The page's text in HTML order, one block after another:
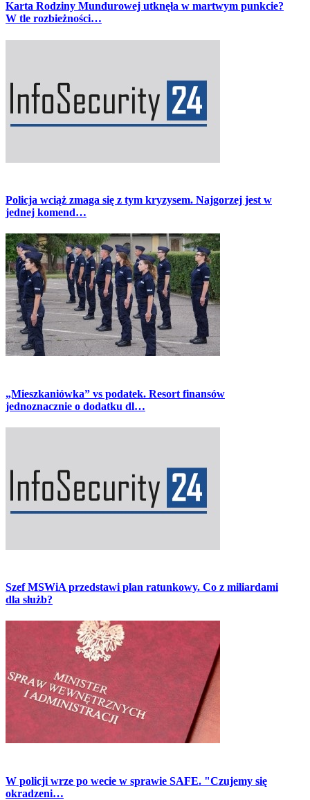
Karta Rodziny Mundurowej utknęła w martwym punkcie?
W tle rozbieżności…
Policja wciąż zmaga się z tym kryzysem. Najgorzej jest w
jednej komend…
„Mieszkaniówka” vs podatek. Resort finansów
jednoznacznie o dodatku dl…
Szef MSWiA przedstawi plan ratunkowy. Co z miliardami
dla służb?
W policji wrze po wecie w sprawie SAFE. "Czujemy się
okradzeni…